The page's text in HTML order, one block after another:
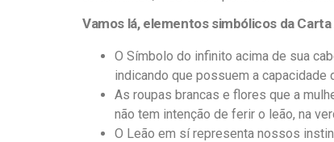
Vamos lá, elementos simbólicos da
O Símbolo do infinito acima de sua
indicando que possuem a capacidade
As roupas brancas e flores que a
não tem intenção de ferir o leão, na
O Leão em sí representa nossos